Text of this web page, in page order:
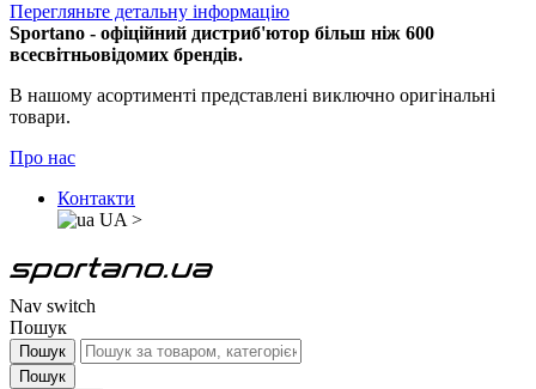
Перегляньте детальну інформацію
Sportano - офіційний дистриб'ютор більш ніж 600
всесвітньовідомих брендів.
В нашому асортименті представлені виключно оригінальні
товари.
Про нас
Контакти
UA >
Nav switch
Пошук
Пошук
Пошук